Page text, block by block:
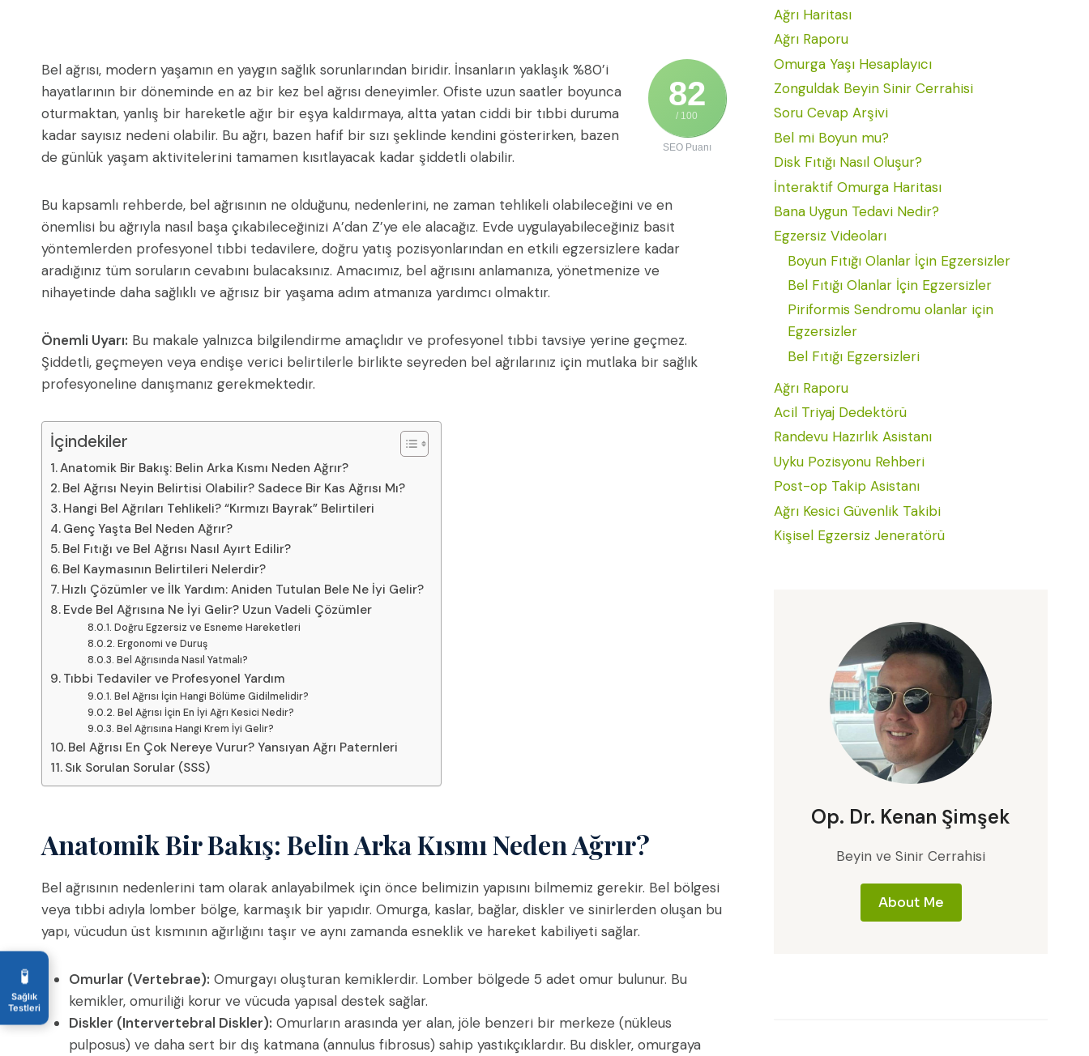
82
/ 100
SEO Puanı
Bel ağrısı, modern yaşamın en yaygın sağlık sorunlarından biridir. İnsanların yaklaşık %80’i
hayatlarının bir döneminde en az bir kez bel ağrısı deneyimler. Ofiste uzun saatler boyunca
oturmaktan, yanlış bir hareketle ağır bir eşya kaldırmaya, altta yatan ciddi bir tıbbi duruma
kadar sayısız nedeni olabilir. Bu ağrı, bazen hafif bir sızı şeklinde kendini gösterirken, bazen
de günlük yaşam aktivitelerini tamamen kısıtlayacak kadar şiddetli olabilir.
Bu kapsamlı rehberde, bel ağrısının ne olduğunu, nedenlerini, ne zaman tehlikeli olabileceğini ve en
önemlisi bu ağrıyla nasıl başa çıkabileceğinizi A’dan Z’ye ele alacağız. Evde uygulayabileceğiniz basit
yöntemlerden profesyonel tıbbi tedavilere, doğru yatış pozisyonlarından en etkili egzersizlere kadar
aradığınız tüm soruların cevabını bulacaksınız. Amacımız, bel ağrısını anlamanıza, yönetmenize ve
nihayetinde daha sağlıklı ve ağrısız bir yaşama adım atmanıza yardımcı olmaktır.
Önemli Uyarı: Bu makale yalnızca bilgilendirme amaçlıdır ve profesyonel tıbbi tavsiye yerine geçmez.
Şiddetli, geçmeyen veya endişe verici belirtilerle birlikte seyreden bel ağrılarınız için mutlaka bir sağlık
profesyoneline danışmanız gerekmektedir.
İçindekiler
Anatomik Bir Bakış: Belin Arka Kısmı Neden Ağrır?
Bel Ağrısı Neyin Belirtisi Olabilir? Sadece Bir Kas Ağrısı Mı?
Hangi Bel Ağrıları Tehlikeli? “Kırmızı Bayrak” Belirtileri
Genç Yaşta Bel Neden Ağrır?
Bel Fıtığı ve Bel Ağrısı Nasıl Ayırt Edilir?
Bel Kaymasının Belirtileri Nelerdir?
Hızlı Çözümler ve İlk Yardım: Aniden Tutulan Bele Ne İyi Gelir?
Evde Bel Ağrısına Ne İyi Gelir? Uzun Vadeli Çözümler
Doğru Egzersiz ve Esneme Hareketleri
Ergonomi ve Duruş
Bel Ağrısında Nasıl Yatmalı?
Tıbbi Tedaviler ve Profesyonel Yardım
Bel Ağrısı İçin Hangi Bölüme Gidilmelidir?
Bel Ağrısı İçin En İyi Ağrı Kesici Nedir?
Bel Ağrısına Hangi Krem İyi Gelir?
Bel Ağrısı En Çok Nereye Vurur? Yansıyan Ağrı Paternleri
Sık Sorulan Sorular (SSS)
Anatomik Bir Bakış: Belin Arka Kısmı Neden Ağrır?
Bel ağrısının nedenlerini tam olarak anlayabilmek için önce belimizin yapısını bilmemiz gerekir. Bel bölgesi
veya tıbbi adıyla lomber bölge, karmaşık bir yapıdır. Omurga, kaslar, bağlar, diskler ve sinirlerden oluşan bu
yapı, vücudun üst kısmının ağırlığını taşır ve aynı zamanda esneklik ve hareket kabiliyeti sağlar.
Omurlar (Vertebrae): Omurgayı oluşturan kemiklerdir. Lomber bölgede 5 adet omur bulunur. Bu
kemikler, omuriliği korur ve vücuda yapısal destek sağlar.
Diskler (Intervertebral Diskler): Omurların arasında yer alan, jöle benzeri bir merkeze (nükleus
pulposus) ve daha sert bir dış katmana (annulus fibrosus) sahip yastıkçıklardır. Bu diskler, omurgaya
Ağrı Haritası
Ağrı Raporu
Omurga Yaşı Hesaplayıcı
Zonguldak Beyin Sinir Cerrahisi
Soru Cevap Arşivi
Bel mi Boyun mu?
Disk Fıtığı Nasıl Oluşur?
İnteraktif Omurga Haritası
Bana Uygun Tedavi Nedir?
Egzersiz Videoları
Boyun Fıtığı Olanlar İçin Egzersizler
Bel Fıtığı Olanlar İçin Egzersizler
Piriformis Sendromu olanlar için
Egzersizler
Bel Fıtığı Egzersizleri
Ağrı Raporu
Acil Triyaj Dedektörü
Randevu Hazırlık Asistanı
Uyku Pozisyonu Rehberi
Post-op Takip Asistanı
Ağrı Kesici Güvenlik Takibi
Kişisel Egzersiz Jeneratörü
Op. Dr. Kenan Şimşek
Beyin ve Sinir Cerrahisi
About Me
🧪
Sağlık
Testleri